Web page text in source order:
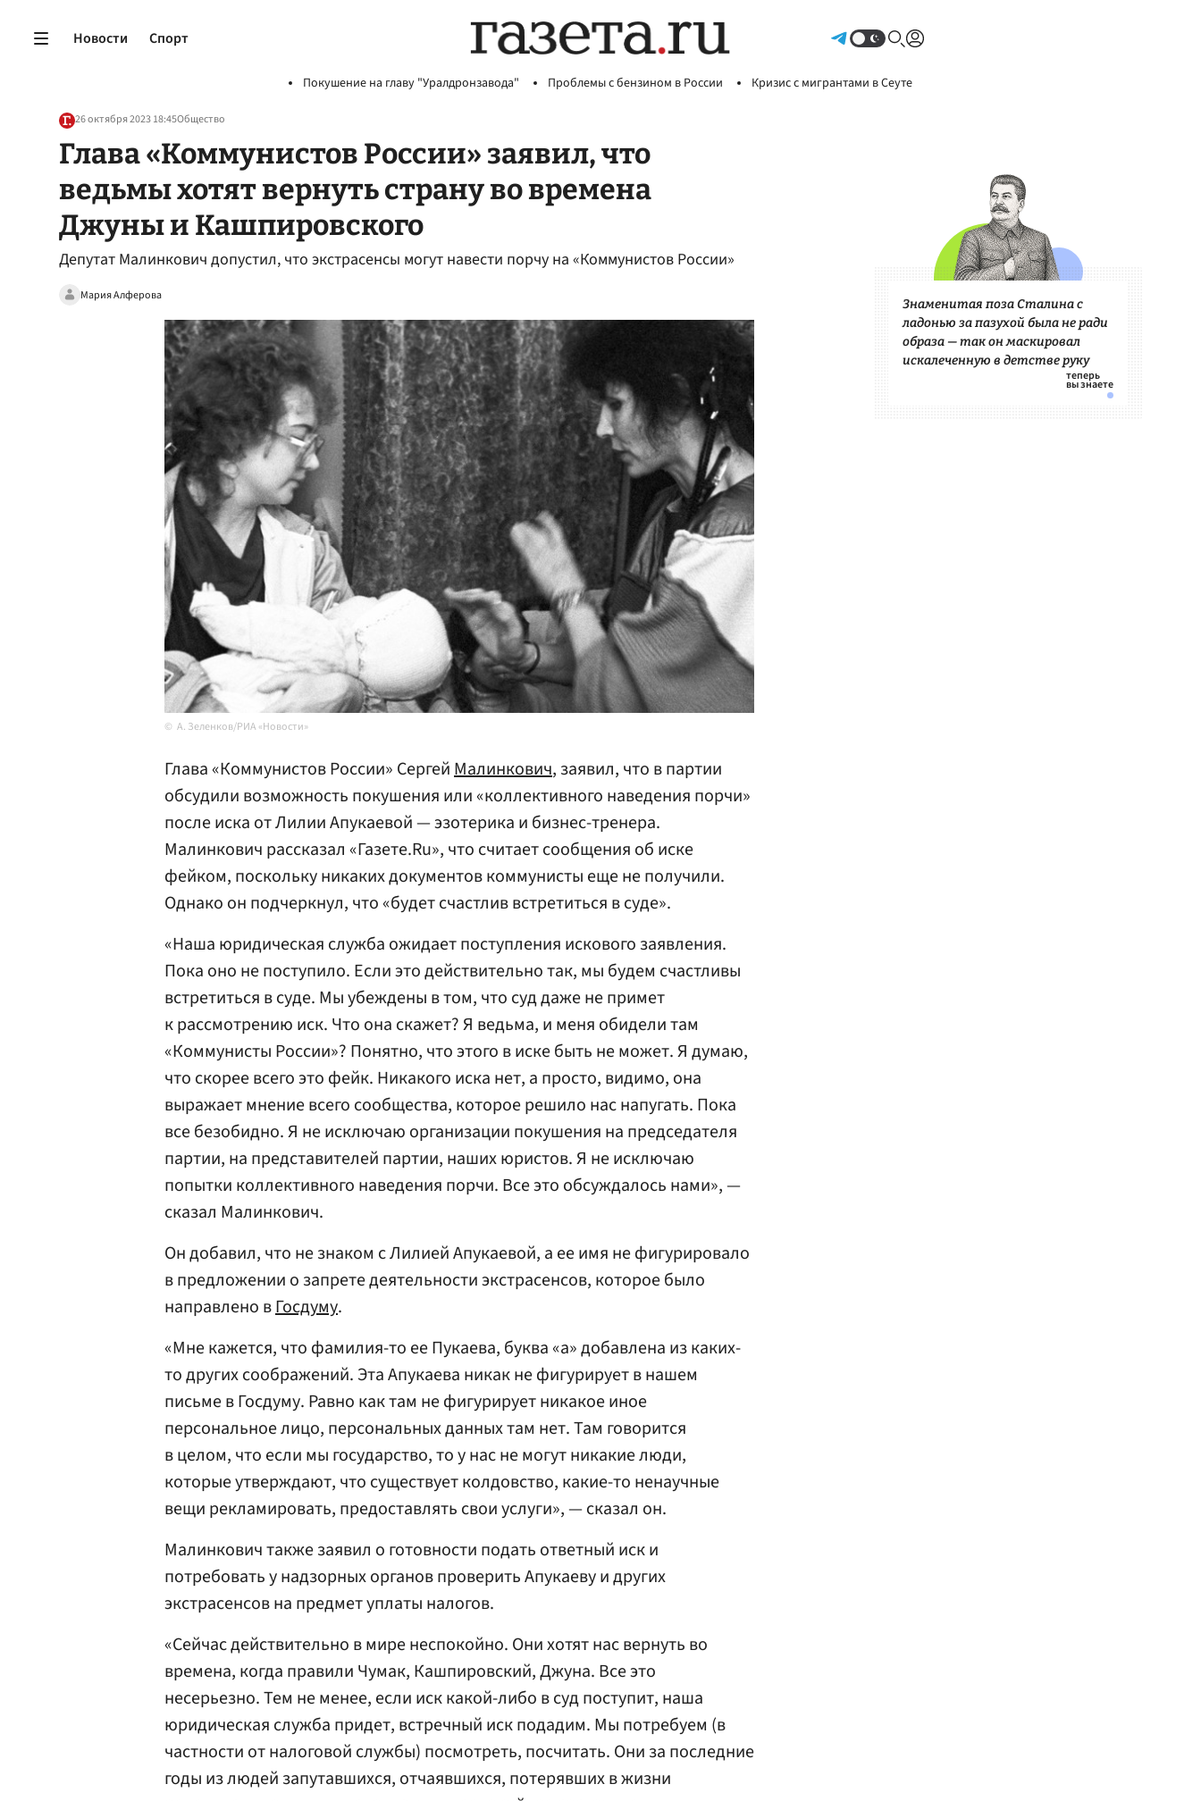
Новости Спорт
Покушение на главу "Уралдронзавода" Проблемы с бензином в России Кризис с мигрантами в Сеуте
26 октября 2023 18:45Общество
Глава «Коммунистов России» заявил, что
ведьмы хотят вернуть страну во времена
Джуны и Кашпировского
Депутат Малинкович допустил, что экстрасенсы могут навести порчу на «Коммунистов России»
Мария Алферова
А. Зеленков/РИА «Новости»
Глава «Коммунистов России» СергейМалинкович, заявил, что в партии
обсудили возможность покушения или «коллективного наведения порчи»
после иска от Лилии Апукаевой — эзотерика и бизнес-тренера.
Малинкович рассказал «Газете.Ru», что считает сообщения об иске
фейком, поскольку никаких документов коммунисты еще не получили.
Однако он подчеркнул, что «будет счастлив встретиться в суде».
«Наша юридическая служба ожидает поступления искового заявления.
Пока оно не поступило. Если это действительно так, мы будем счастливы
встретиться в суде. Мы убеждены в том, что суд даже не примет
к рассмотрению иск. Что она скажет? Я ведьма, и меня обидели там
«Коммунисты России»? Понятно, что этого в иске быть не может. Я думаю,
что скорее всего это фейк. Никакого иска нет, а просто, видимо, она
выражает мнение всего сообщества, которое решило нас напугать. Пока
все безобидно. Я не исключаю организации покушения на председателя
партии, на представителей партии, наших юристов. Я не исключаю
попытки коллективного наведения порчи. Все это обсуждалось нами», —
сказал Малинкович.
Он добавил, что не знаком с Лилией Апукаевой, а ее имя не фигурировало
в предложении о запрете деятельности экстрасенсов, которое было
направлено вГосдуму.
«Мне кажется, что фамилия-то ее Пукаева, буква «а» добавлена из каких-
то других соображений. Эта Апукаева никак не фигурирует в нашем
письме в Госдуму. Равно как там не фигурирует никакое иное
персональное лицо, персональных данных там нет. Там говорится
в целом, что если мы государство, то у нас не могут никакие люди,
которые утверждают, что существует колдовство, какие-то ненаучные
вещи рекламировать, предоставлять свои услуги», — сказал он.
Малинкович также заявил о готовности подать ответный иск и
потребовать у надзорных органов проверить Апукаеву и других
экстрасенсов на предмет уплаты налогов.
«Сейчас действительно в мире неспокойно. Они хотят нас вернуть во
времена, когда правили Чумак, Кашпировский, Джуна. Все это
несерьезно. Тем не менее, если иск какой-либо в суд поступит, наша
юридическая служба придет, встречный иск подадим. Мы потребуем (в
частности от налоговой службы) посмотреть, посчитать. Они за последние
годы из людей запутавшихся, отчаявшихся, потерявших в жизни
Знаменитая поза Сталина с
ладонью за пазухой была не ради
образа — так он маскировал
искалеченную в детстве руку